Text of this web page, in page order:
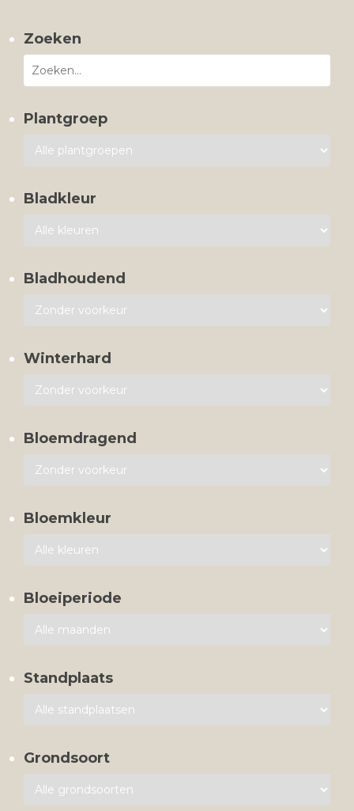
Zoeken
Plantgroep
Bladkleur
Bladhoudend
Winterhard
Bloemdragend
Bloemkleur
Bloeiperiode
Standplaats
Grondsoort